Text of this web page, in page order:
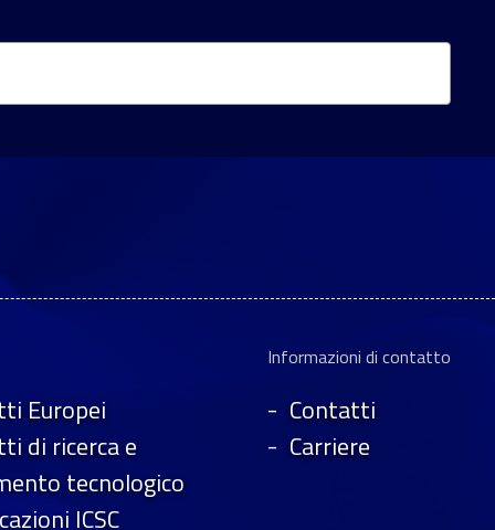
Europei
di ricerca e
tecnologico
ICSC
Informazioni di contatto
Contatti
Carriere